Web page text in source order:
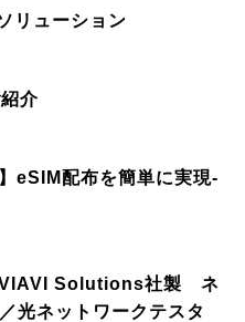
リューション
介
eSIM配布を簡単に実現-
VIAVI Solutions社製 ネ
光ネットワークテスタ